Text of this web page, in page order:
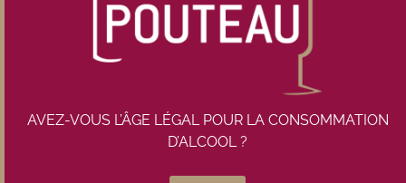
AVEZ-VOUS L’ÂGE LÉGAL POUR LA CONSOMMATION
D’ALCOOL ?